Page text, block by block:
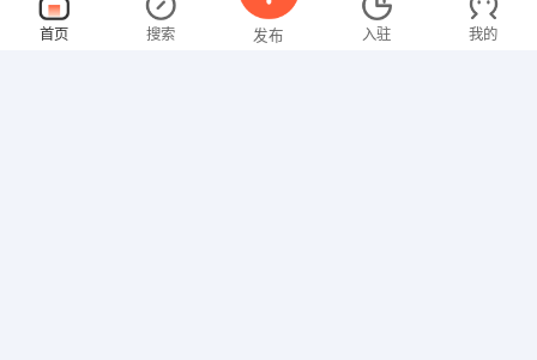
室内设计总监 面议
首页 搜索 发布 入驻 我的